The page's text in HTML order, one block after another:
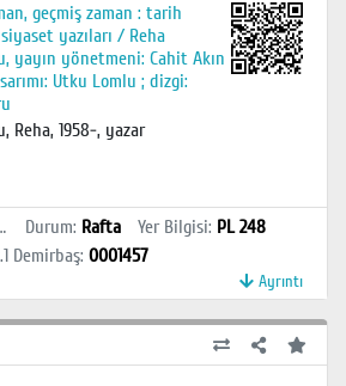
geçmiş zaman : tarih
yazıları / Reha
yayın yönetmeni: Cahit Akın
Utku Lomlu ; dizgi:
Reha, 1958-, yazar
MYO Kütüphanesi Durum: Rafta Yer Bilgisi: PL 248
Demirbaş: 0001457
Ayrıntı